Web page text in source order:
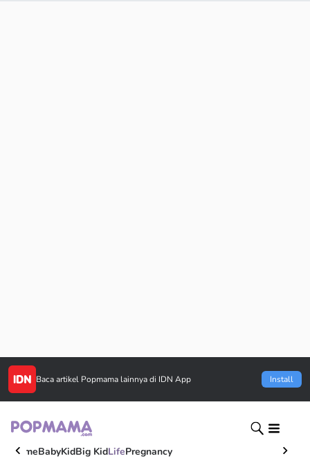
Baca artikel Popmama lainnya di IDN App Install
HomeBabyKidBig KidLifePregnancy